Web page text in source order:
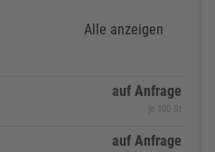
Alle anzeigen
auf Anfrage
je 100 St
auf Anfrage